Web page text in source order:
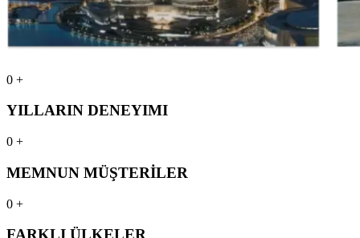
0 +
YILLARIN DENEYIMI
0 +
MEMNUN MÜŞTERİLER
0 +
FARKLI ÜLKELER